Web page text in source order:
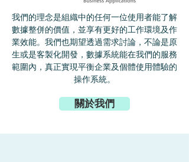
我們的理念是組織中的任何一位使用者能了解
數據整併的價值，並享有更好的工作環境及作
業效能。我們也期望透過需求討論，不論是原
生或是客製化開發，數據系統能在我們的服務
範圍內，真正實現平衡企業及個體使用體驗的
操作系統。
關於我們